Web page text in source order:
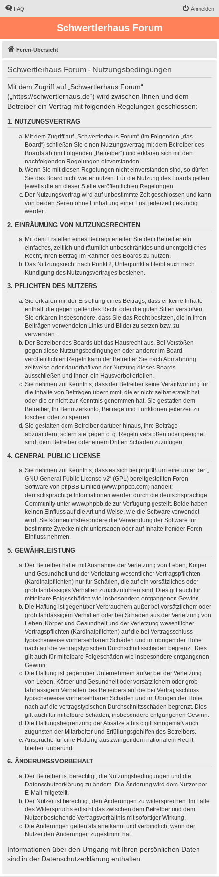
FAQ Anmelden
Schwertlerhaus Forum
Foren-Übersicht
Schwertlerhaus Forum - Nutzungsbedingungen
Mit dem Zugriff auf „Schwertlerhaus Forum“
(„https://schwertlerhaus.de“) wird zwischen Ihnen und dem
Betreiber ein Vertrag mit folgenden Regelungen geschlossen:
1. NUTZUNGSVERTRAG
Mit dem Zugriff auf „Schwertlerhaus Forum“ (im Folgenden „das
Board“) schließen Sie einen Nutzungsvertrag mit dem Betreiber des
Boards ab (im Folgenden „Betreiber“) und erklären sich mit den
nachfolgenden Regelungen einverstanden.
Wenn Sie mit diesen Regelungen nicht einverstanden sind, so dürfen
Sie das Board nicht weiter nutzen. Für die Nutzung des Boards gelten
jeweils die an dieser Stelle veröffentlichten Regelungen.
Der Nutzungsvertrag wird auf unbestimmte Zeit geschlossen und kann
von beiden Seiten ohne Einhaltung einer Frist jederzeit gekündigt
werden.
2. EINRÄUMUNG VON NUTZUNGSRECHTEN
Mit dem Erstellen eines Beitrags erteilen Sie dem Betreiber ein
einfaches, zeitlich und räumlich unbeschränktes und unentgeltliches
Recht, Ihren Beitrag im Rahmen des Boards zu nutzen.
Das Nutzungsrecht nach Punkt 2, Unterpunkt a bleibt auch nach
Kündigung des Nutzungsvertrages bestehen.
3. PFLICHTEN DES NUTZERS
Sie erklären mit der Erstellung eines Beitrags, dass er keine Inhalte
enthält, die gegen geltendes Recht oder die guten Sitten verstoßen.
Sie erklären insbesondere, dass Sie das Recht besitzen, die in Ihren
Beiträgen verwendeten Links und Bilder zu setzen bzw. zu
verwenden.
Der Betreiber des Boards übt das Hausrecht aus. Bei Verstößen
gegen diese Nutzungsbedingungen oder anderer im Board
veröffentlichten Regeln kann der Betreiber Sie nach Abmahnung
zeitweise oder dauerhaft von der Nutzung dieses Boards
ausschließen und Ihnen ein Hausverbot erteilen.
Sie nehmen zur Kenntnis, dass der Betreiber keine Verantwortung für
die Inhalte von Beiträgen übernimmt, die er nicht selbst erstellt hat
oder die er nicht zur Kenntnis genommen hat. Sie gestatten dem
Betreiber, Ihr Benutzerkonto, Beiträge und Funktionen jederzeit zu
löschen oder zu sperren.
Sie gestatten dem Betreiber darüber hinaus, Ihre Beiträge
abzuändern, sofern sie gegen o. g. Regeln verstoßen oder geeignet
sind, dem Betreiber oder einem Dritten Schaden zuzufügen.
4. GENERAL PUBLIC LICENSE
Sie nehmen zur Kenntnis, dass es sich bei phpBB um eine unter der „
GNU General Public License v2“ (GPL) bereitgestellten Foren-
Software von phpBB Limited (www.phpbb.com) handelt;
deutschsprachige Informationen werden durch die deutschsprachige
Community unter www.phpbb.de zur Verfügung gestellt. Beide haben
keinen Einfluss auf die Art und Weise, wie die Software verwendet
wird. Sie können insbesondere die Verwendung der Software für
bestimmte Zwecke nicht untersagen oder auf Inhalte fremder Foren
Einfluss nehmen.
5. GEWÄHRLEISTUNG
Der Betreiber haftet mit Ausnahme der Verletzung von Leben, Körper
und Gesundheit und der Verletzung wesentlicher Vertragspflichten
(Kardinalpflichten) nur für Schäden, die auf ein vorsätzliches oder
grob fahrlässiges Verhalten zurückzuführen sind. Dies gilt auch für
mittelbare Folgeschäden wie insbesondere entgangenen Gewinn.
Die Haftung ist gegenüber Verbrauchern außer bei vorsätzlichem oder
grob fahrlässigem Verhalten oder bei Schäden aus der Verletzung von
Leben, Körper und Gesundheit und der Verletzung wesentlicher
Vertragspflichten (Kardinalpflichten) auf die bei Vertragsschluss
typischerweise vorhersehbaren Schäden und im übrigen der Höhe
nach auf die vertragstypischen Durchschnittsschäden begrenzt. Dies
gilt auch für mittelbare Folgeschäden wie insbesondere entgangenen
Gewinn.
Die Haftung ist gegenüber Unternehmern außer bei der Verletzung
von Leben, Körper und Gesundheit oder vorsätzlichem oder grob
fahrlässigem Verhalten des Betreibers auf die bei Vertragsschluss
typischerweise vorhersehbaren Schäden und im Übrigen der Höhe
nach auf die vertragstypischen Durchschnittsschäden begrenzt. Dies
gilt auch für mittelbare Schäden, insbesondere entgangenen Gewinn.
Die Haftungsbegrenzung der Absätze a bis c gilt sinngemäß auch
zugunsten der Mitarbeiter und Erfüllungsgehilfen des Betreibers.
Ansprüche für eine Haftung aus zwingendem nationalem Recht
bleiben unberührt.
6. ÄNDERUNGSVORBEHALT
Der Betreiber ist berechtigt, die Nutzungsbedingungen und die
Datenschutzerklärung zu ändern. Die Änderung wird dem Nutzer per
E-Mail mitgeteilt.
Der Nutzer ist berechtigt, den Änderungen zu widersprechen. Im Falle
des Widerspruchs erlischt das zwischen dem Betreiber und dem
Nutzer bestehende Vertragsverhältnis mit sofortiger Wirkung.
Die Änderungen gelten als anerkannt und verbindlich, wenn der
Nutzer den Änderungen zugestimmt hat.
Informationen über den Umgang mit Ihren persönlichen Daten
sind in der Datenschutzerklärung enthalten.